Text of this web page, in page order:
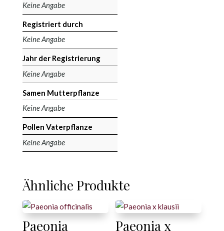
Keine Angabe
Registriert durch
Keine Angabe
Jahr der Registrierung
Keine Angabe
Samen Mutterpflanze
Keine Angabe
Pollen Vaterpflanze
Keine Angabe
Ähnliche Produkte
Paeonia Paeonia x